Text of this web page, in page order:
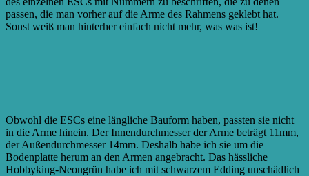
passen, die man vorher auf die Arme des Rahmens geklebt hat.
Sonst weiß man hinterher einfach nicht mehr, was was ist!
Obwohl die ESCs eine längliche Bauform haben, passten sie nicht
in die Arme hinein. Der Innendurchmesser der Arme beträgt 11mm,
der Außendurchmesser 14mm. Deshalb habe ich sie um die
Bodenplatte herum an den Armen angebracht. Das hässliche
Hobbyking-Neongrün habe ich mit schwarzem Edding unschädlich